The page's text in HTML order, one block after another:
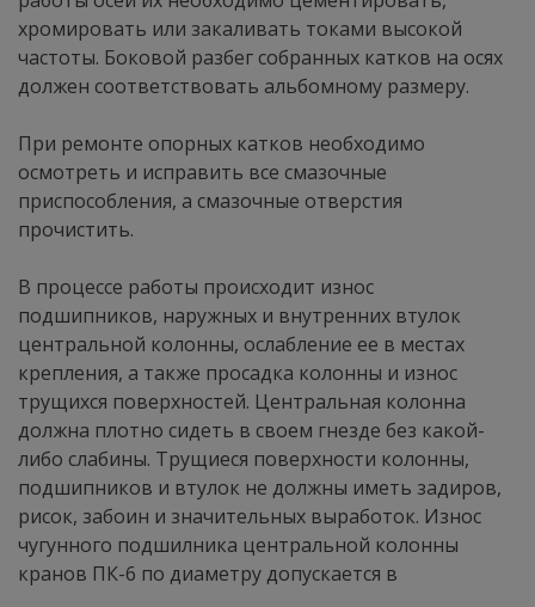
хромировать или закаливать токами высокой
частоты. Боковой разбег собранных катков на осях
должен соответствовать альбомному размеру.
При ремонте опорных катков необходимо
осмотреть и исправить все смазочные
приспособления, а смазочные отверстия
прочистить.
В процессе работы происходит износ
подшипников, наружных и внутренних втулок
центральной колонны, ослабление ее в местах
крепления, а также просадка колонны и износ
трущихся поверхностей. Центральная колонна
должна плотно сидеть в своем гнезде без какой-
либо слабины. Трущиеся поверхности колонны,
подшипников и втулок не должны иметь задиров,
рисок, забоин и значительных выработок. Износ
чугунного подшилника центральной колонны
кранов ПК-6 по диаметру допускается в